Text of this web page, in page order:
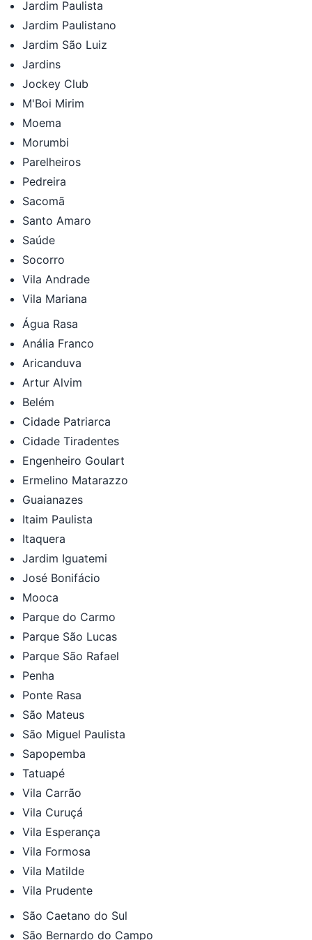
Jardim Paulista
Jardim Paulistano
Jardim São Luiz
Jardins
Jockey Club
M'Boi Mirim
Moema
Morumbi
Parelheiros
Pedreira
Sacomã
Santo Amaro
Saúde
Socorro
Vila Andrade
Vila Mariana
Água Rasa
Anália Franco
Aricanduva
Artur Alvim
Belém
Cidade Patriarca
Cidade Tiradentes
Engenheiro Goulart
Ermelino Matarazzo
Guaianazes
Itaim Paulista
Itaquera
Jardim Iguatemi
José Bonifácio
Mooca
Parque do Carmo
Parque São Lucas
Parque São Rafael
Penha
Ponte Rasa
São Mateus
São Miguel Paulista
Sapopemba
Tatuapé
Vila Carrão
Vila Curuçá
Vila Esperança
Vila Formosa
Vila Matilde
Vila Prudente
São Caetano do Sul
São Bernardo do Campo